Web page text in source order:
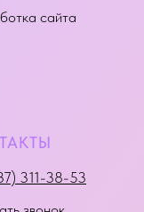
сайта
311-38-53